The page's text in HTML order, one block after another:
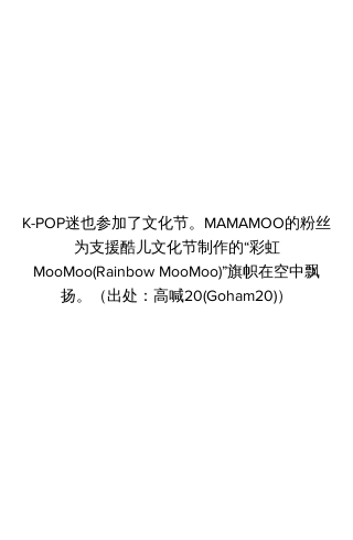
﻿K-POP迷也参加了文化节。MAMAMOO的粉丝
为支援酷儿文化节制作的“彩虹
MooMoo(Rainbow MooMoo)”旗帜在空中飘
扬。（出处：高喊20(Goham20)）